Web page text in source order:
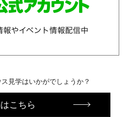
見学はいかがでしょうか？
こちら